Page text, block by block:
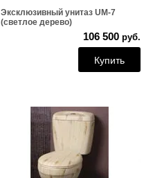
Эксклюзивный унитаз UM-7
(светлое дерево)
106 500 руб.
Купить